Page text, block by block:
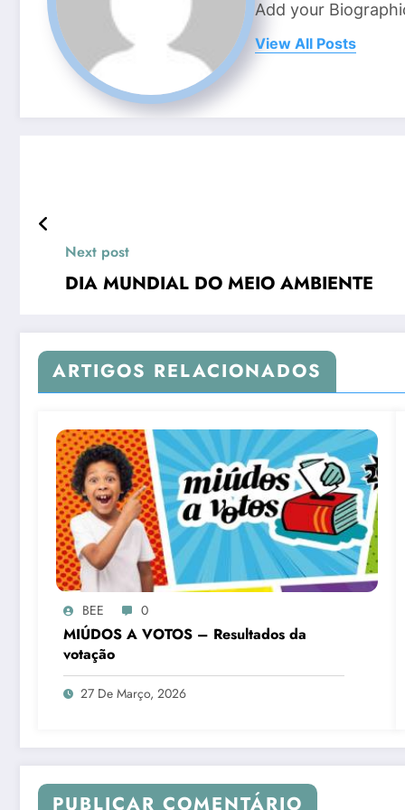
Add your
View All Posts
Next post
DIA MUNDIAL DO MEIO AMBIENTE
ARTIGOS RELACIONADOS
BEE 0
MIÚDOS A VOTOS – Resultados da
votação
27 De Março, 2026
PUBLICAR COMENTÁRIO